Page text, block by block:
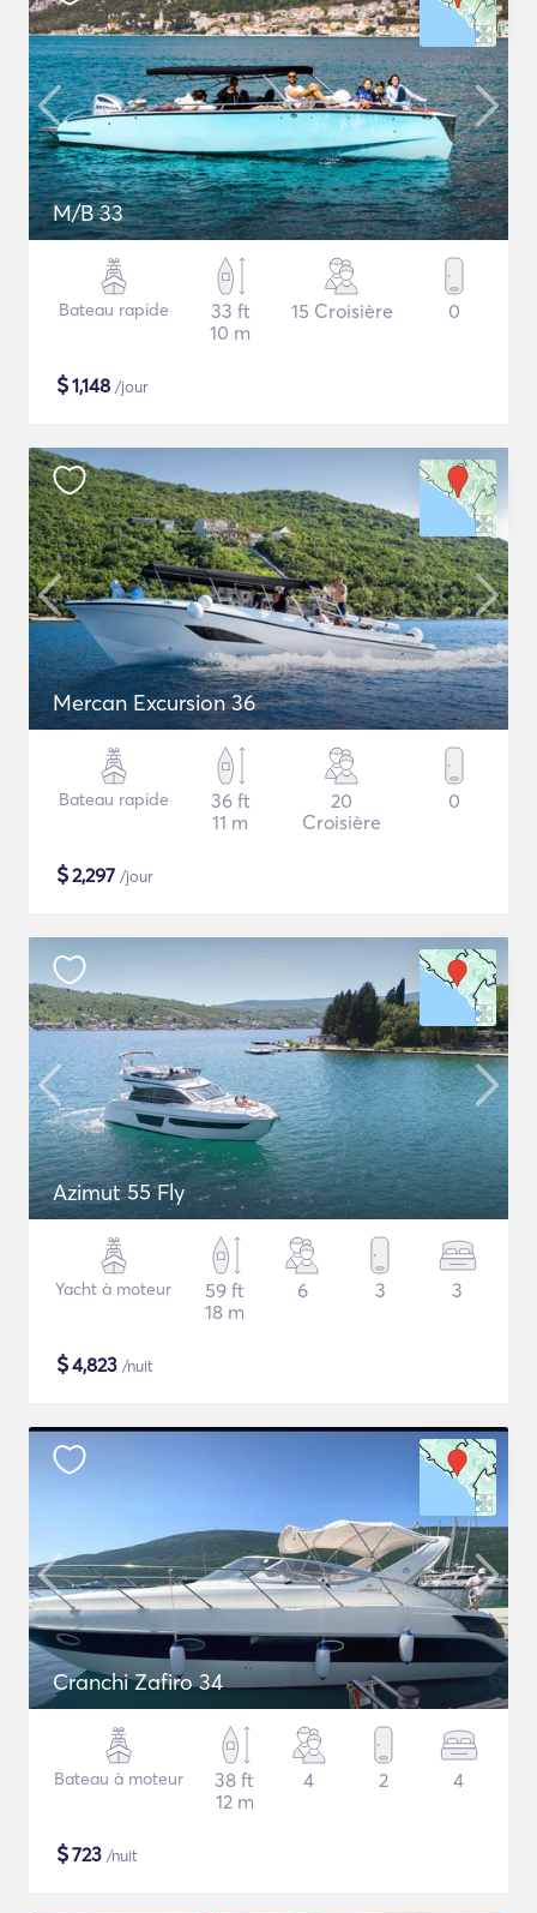
M/B 33
Bateau rapide
33 ft
10 m
15 Croisière 0
$1,148 /jour
Mercan Excursion 36
Bateau rapide
36 ft
11 m
20
Croisière
0
$2,297 /jour
Azimut 55 Fly
Yacht à moteur
59 ft
18 m
6 3 3
$4,823 /nuit
Cranchi Zafiro 34
Bateau à moteur
38 ft
12 m
4 2 4
$723 /nuit